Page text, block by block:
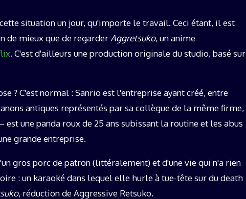
situation un jour, qu'importe le travail. Ceci étant, il est
de mieux que de regarder Aggretsuko, un anime
. C'est d'ailleurs une production originale du studio, basé sur
? C'est normal : Sanrio est l'entreprise ayant créé, entre
antiques représentés par sa collègue de la même firme,
une panda roux de 25 ans subissant la routine et les abus
grande entreprise.
gros porc de patron (littéralement) et d'une vie qui n'a rien
: un karaoké dans lequel elle hurle à tue-tête sur du death
, réduction de Aggressive Retsuko.